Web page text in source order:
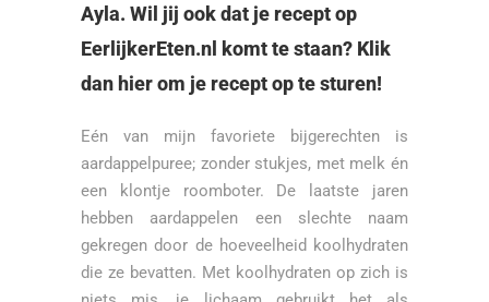
Ayla. Wil jij ook dat je recept op
EerlijkerEten.nl komt te staan? Klik
dan hierom je recept op te sturen!
Eén van mijn favoriete bijgerechten is
aardappelpuree; zonder stukjes, met melk én
een klontje roomboter. De laatste jaren
hebben aardappelen een slechte naam
gekregen door de hoeveelheid koolhydraten
die ze bevatten. Met koolhydraten op zich is